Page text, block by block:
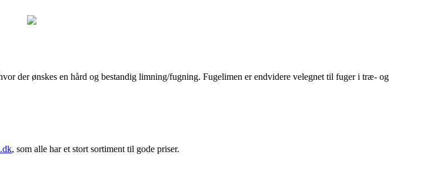
der ønskes en hård og bestandig limning/fugning. Fugelimen er endvidere velegnet til fuger i træ- og
, som alle har et stort sortiment til gode priser.